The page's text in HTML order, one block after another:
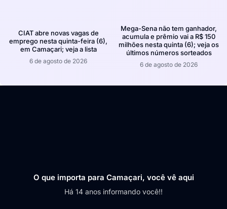
CIAT abre novas vagas de
emprego nesta quinta-feira (6),
em Camaçari; veja a lista
6 de agosto de 2026
Mega-Sena não tem ganhador,
acumula e prêmio vai a R$ 150
milhões nesta quinta (6); veja os
últimos números sorteados
6 de agosto de 2026
O que importa para Camaçari, você vê aqui
Há 14 anos informando você!!